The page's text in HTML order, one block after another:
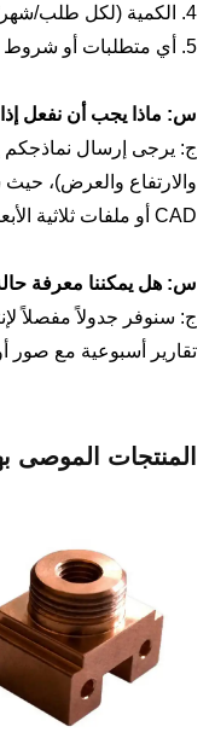
4. الكمية (لكل طلب/شهريًا/سنويًا)
5. أي متطلبات أو شروط خاصة، مثل التعبئة والوضع والتسليم.
س: ماذا يجب أن نفعل
ج: يرجى إرسال نماذجكم
والارتفاع والعرض)، حيث
CAD أو ملفات ثلاثية الأبعاد.
س: هل يمكننا معرفة
ج: سنوفر جدولاً مفصلاً
تقارير أسبوعية مع صور
المنتجات الموصى